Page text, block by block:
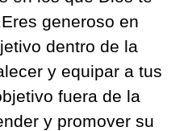
generoso en
dentro de la
y equipar a tus
fuera de la
y promover su